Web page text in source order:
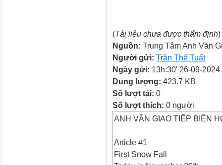
(Tài liệu chưa được thẩm định)
Nguồn: Trung Tâm Anh Văn
Người gửi: Trần Thế Tuất
Ngày gửi: 13h:30' 26-09-2024
Dung lượng: 423.7 KB
Số lượt tải: 0
Số lượt thích: 0 người
ANH VĂN GIAO TIẾP BIÊN
Article #1
First Snow Fall